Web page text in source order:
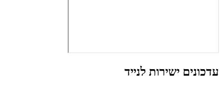
עדכונים ישירות לנייד